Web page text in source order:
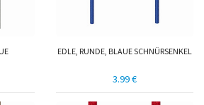
EDLE, RUNDE, BLAUE SCHNÜRSENKEL
3.99 €